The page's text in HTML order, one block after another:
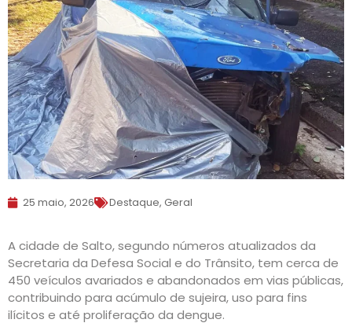
25 maio, 2026 Destaque, Geral
A cidade de Salto, segundo números atualizados da
Secretaria da Defesa Social e do Trânsito, tem cerca de
450 veículos avariados e abandonados em vias públicas,
contribuindo para acúmulo de sujeira, uso para fins
ilícitos e até proliferação da dengue.